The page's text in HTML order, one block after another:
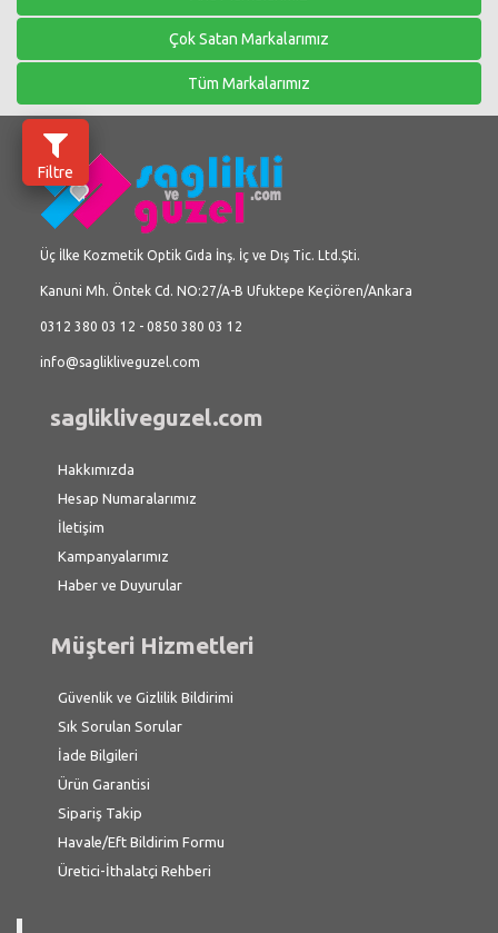
Filtre
Çok Satan Markalarımız
Tüm Markalarımız
Üç İlke Kozmetik Optik Gıda İnş. İç ve Dış Tic. Ltd.Şti.
Kanuni Mh. Öntek Cd. NO:27/A-B Ufuktepe Keçiören/Ankara
0312 380 03 12 - 0850 380 03 12
info@saglikliveguzel.com
saglikliveguzel.com
Hakkımızda
Hesap Numaralarımız
İletişim
Kampanyalarımız
Haber ve Duyurular
Müşteri Hizmetleri
Güvenlik ve Gizlilik Bildirimi
Sık Sorulan Sorular
İade Bilgileri
Ürün Garantisi
Sipariş Takip
Havale/Eft Bildirim Formu
Üretici-İthalatçi Rehberi